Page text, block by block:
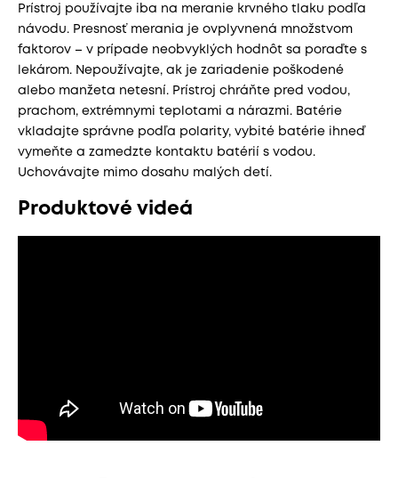
Prístroj používajte iba na meranie krvného tlaku podľa
návodu. Presnosť merania je ovplyvnená množstvom
faktorov – v prípade neobvyklých hodnôt sa poraďte s
lekárom. Nepoužívajte, ak je zariadenie poškodené
alebo manžeta netesní. Prístroj chráňte pred vodou,
prachom, extrémnymi teplotami a nárazmi. Batérie
vkladajte správne podľa polarity, vybité batérie ihneď
vymeňte a zamedzte kontaktu batérií s vodou.
Uchovávajte mimo dosahu malých detí.
Produktové videá